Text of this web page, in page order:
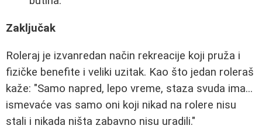
Zaključak
Roleraj je izvanredan način rekreacije koji pruža i
fizičke benefite i veliki uzitak. Kao što jedan roleraš
kaže: "Samo napred, lepo vreme, staza svuda ima...
ismevaće vas samo oni koji nikad na rolere nisu
stali i nikada ništa zabavno nisu uradili."